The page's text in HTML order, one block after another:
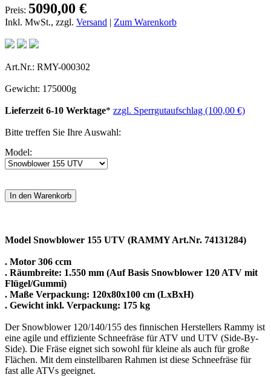
Preis: 5090,00 €
Inkl. MwSt., zzgl. Versand | Zum Warenkorb
Art.Nr.: RMY-000302
Gewicht: 175000g
Lieferzeit 6-10 Werktage* zzgl. Sperrgutaufschlag (100,00 €)
Bitte treffen Sie Ihre Auswahl:
Model:
Model Snowblower 155 UTV (RAMMY Art.Nr. 74131284)
. Motor 306 ccm
. Räumbreite: 1.550 mm (Auf Basis Snowblower 120 ATV mit
Flügel/Gummi)
. Maße Verpackung: 120x80x100 cm (LxBxH)
. Gewicht inkl. Verpackung: 175 kg
Der Snowblower 120/140/155 des finnischen Herstellers Rammy ist
eine agile und effiziente Schneefräse für ATV und UTV (Side-By-
Side). Die Fräse eignet sich sowohl für kleine als auch für große
Flächen. Mit dem einstellbaren Rahmen ist diese Schneefräse für
fast alle ATVs geeignet.